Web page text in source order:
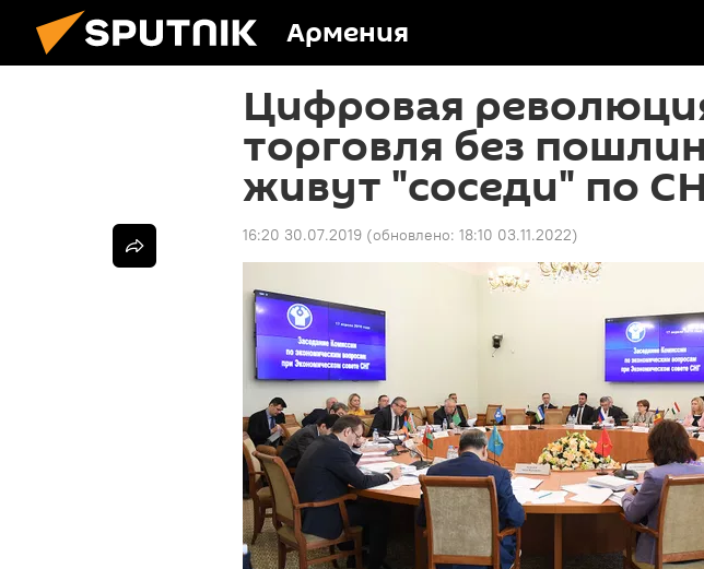
Армения
Цифровая
торговля без
живут "соседи" по
16:20 30.07.2019 (обновлено: 18:10 03.11.2022)